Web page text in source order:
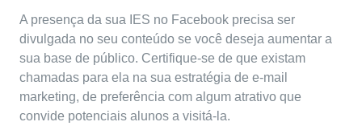
A presença da sua IES no Facebook precisa ser
divulgada no seu conteúdo se você deseja aumentar a
sua base de público. Certifique-se de que existam
chamadas para ela na sua estratégia de e-mail
marketing, de preferência com algum atrativo que
convide potenciais alunos a visitá-la.